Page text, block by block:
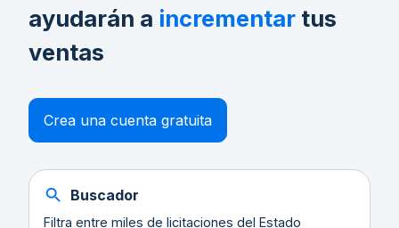
ayudarán a incrementar tus
ventas
Crea una cuenta gratuita
Buscador
Filtra entre miles de licitaciones del Estado